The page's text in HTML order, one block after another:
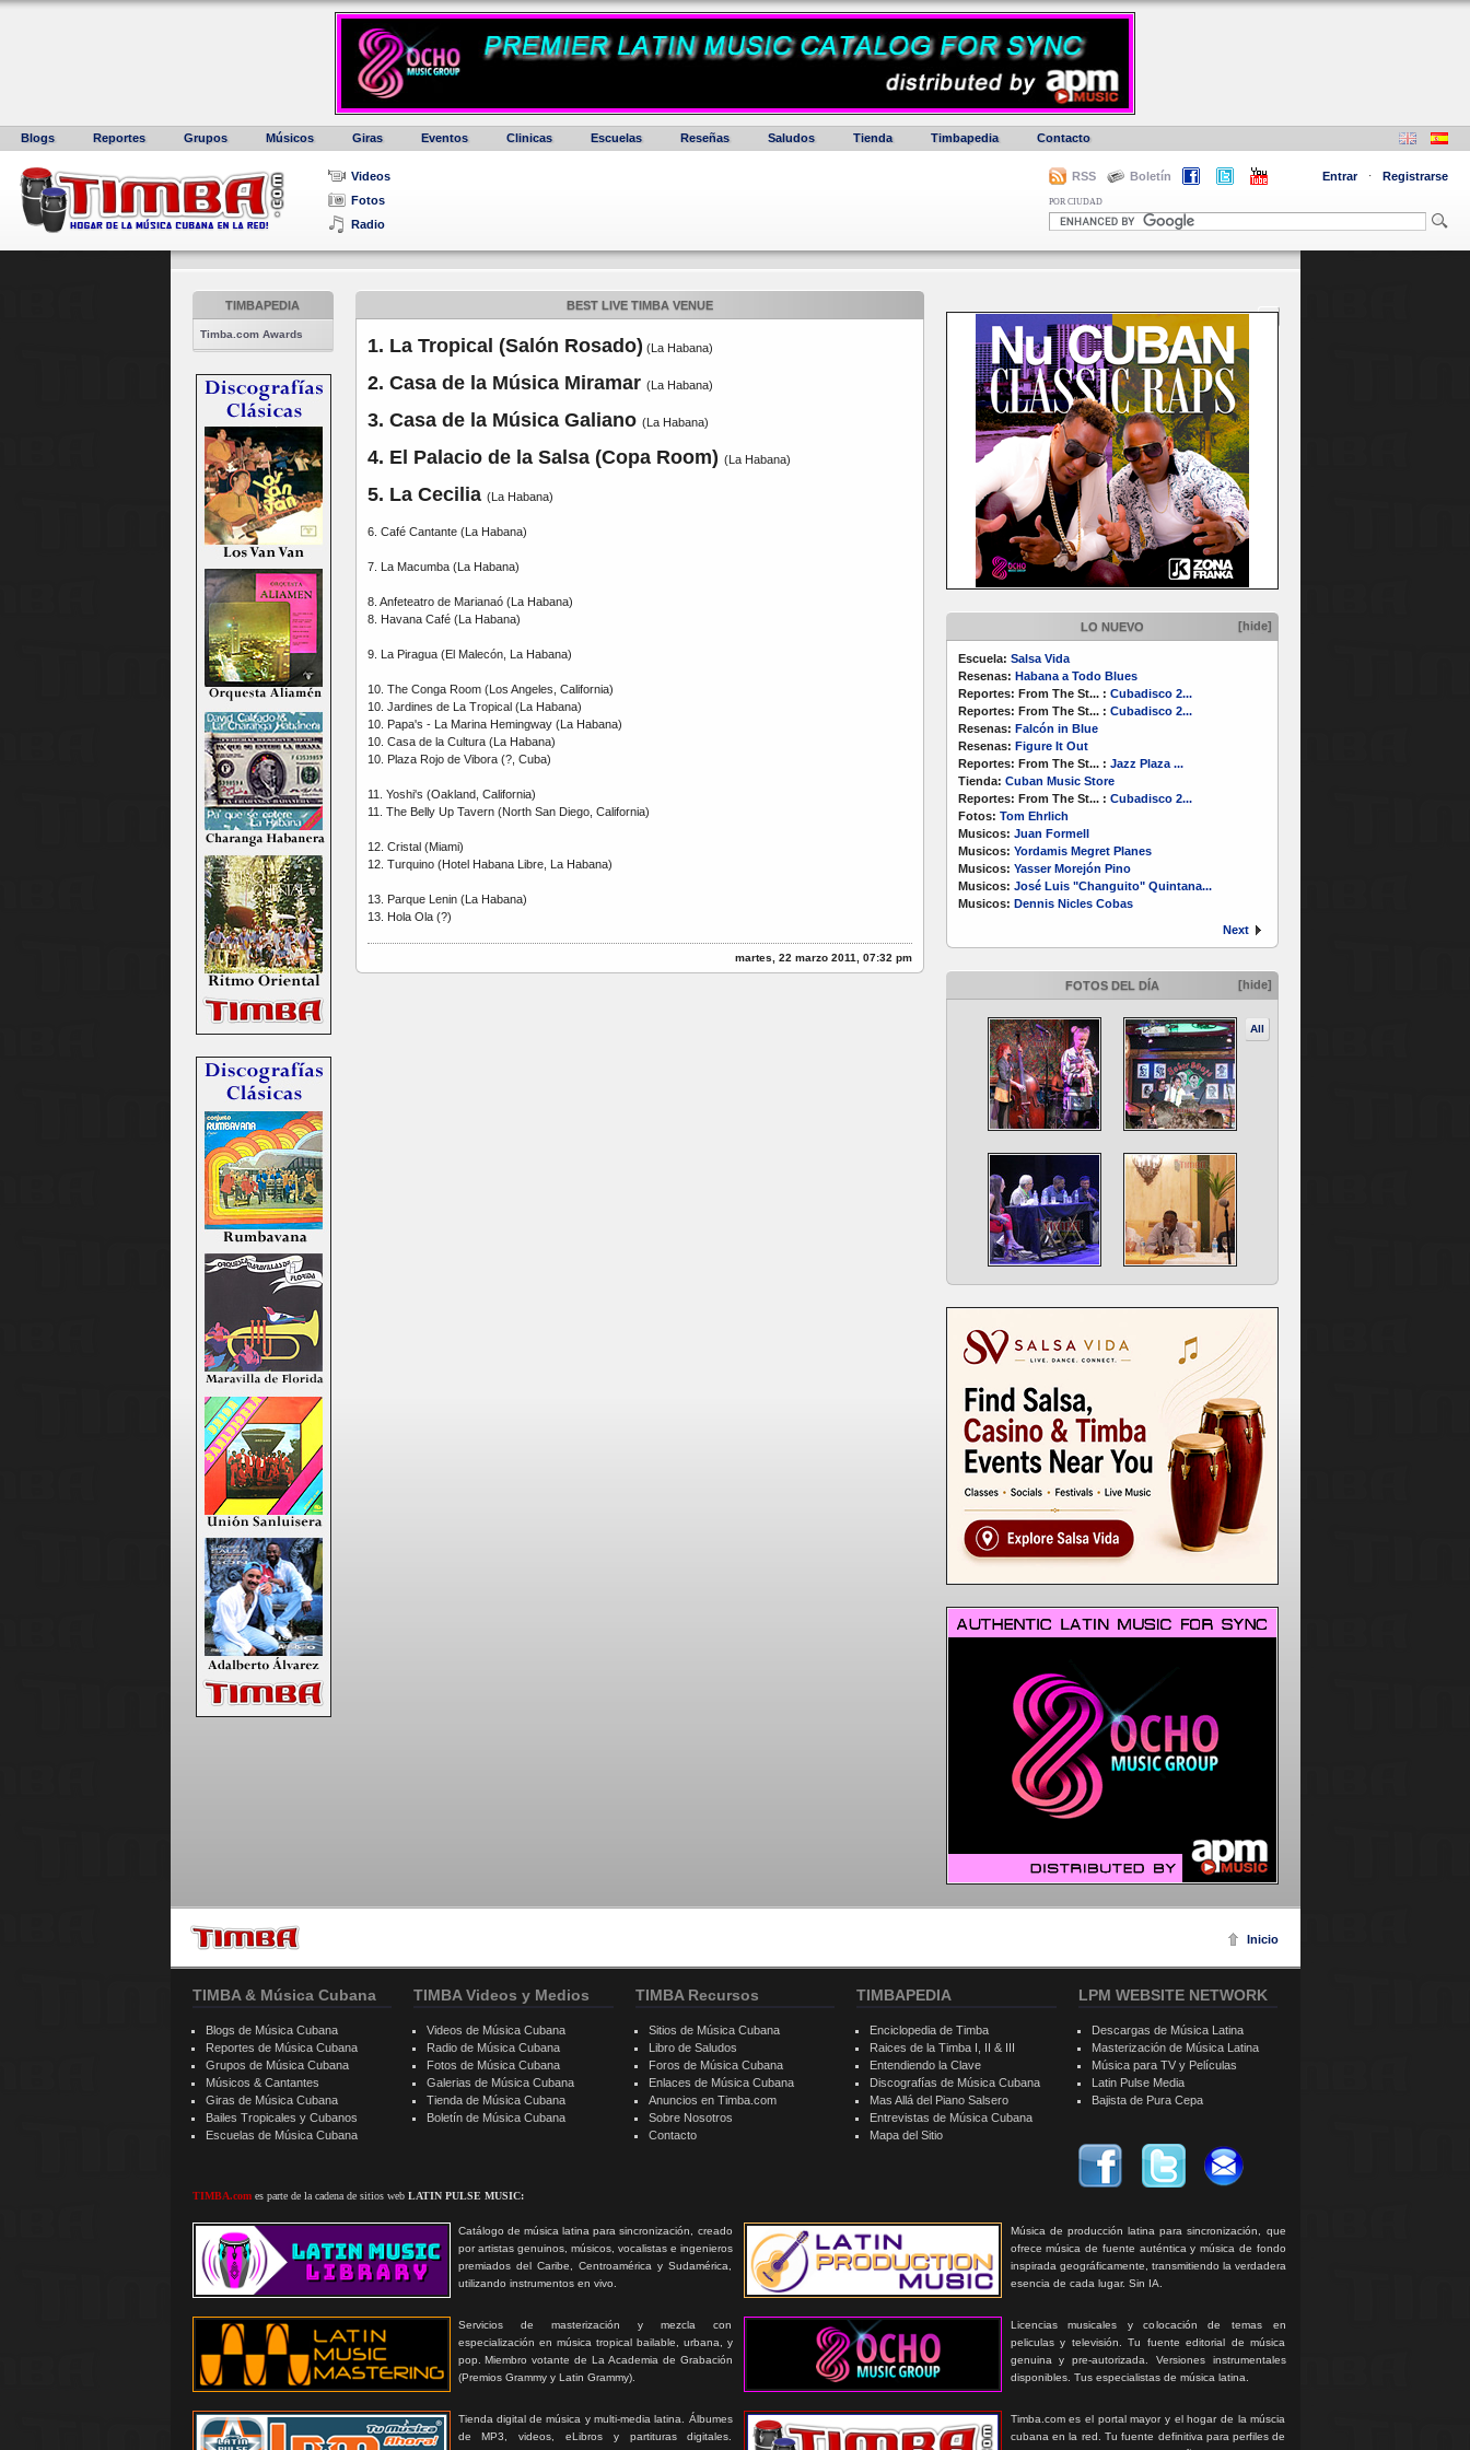
Blogs Reportes Grupos Músicos Giras Eventos Clinicas Escuelas Reseñas Saludos Tienda Timbapedia Contacto
Videos
Fotos
Radio
RSS Boletín Entrar · Registrarse
POR CIUDAD
TIMBAPEDIA
Timba.com Awards
LO NUEVO [hide]
Escuela: Salsa Vida
Resenas: Habana a Todo Blues
Reportes: From The St... : Cubadisco 2...
Reportes: From The St... : Cubadisco 2...
Resenas: Falcón in Blue
Resenas: Figure It Out
Reportes: From The St... : Jazz Plaza ...
Tienda: Cuban Music Store
Reportes: From The St... : Cubadisco 2...
Fotos: Tom Ehrlich
Musicos: Juan Formell
Musicos: Yordamis Megret Planes
Musicos: Yasser Morejón Pino
Musicos: José Luis "Changuito" Quintana...
Musicos: Dennis Nicles Cobas
Next
FOTOS DEL DÍA [hide]
All
BEST LIVE TIMBA VENUE
1. La Tropical (Salón Rosado) (La Habana)
2. Casa de la Música Miramar (La Habana)
3. Casa de la Música Galiano (La Habana)
4. El Palacio de la Salsa (Copa Room) (La Habana)
5. La Cecilia (La Habana)
6. Café Cantante (La Habana)
7. La Macumba (La Habana)
8. Anfeteatro de Marianaó (La Habana)
8. Havana Café (La Habana)
9. La Piragua (El Malecón, La Habana)
10. The Conga Room (Los Angeles, California)
10. Jardines de La Tropical (La Habana)
10. Papa's - La Marina Hemingway (La Habana)
10. Casa de la Cultura (La Habana)
10. Plaza Rojo de Vibora (?, Cuba)
11. Yoshi's (Oakland, California)
11. The Belly Up Tavern (North San Diego, California)
12. Cristal (Miami)
12. Turquino (Hotel Habana Libre, La Habana)
13. Parque Lenin (La Habana)
13. Hola Ola (?)
martes, 22 marzo 2011, 07:32 pm
Inicio
TIMBA & Música Cubana
Blogs de Música Cubana
Reportes de Música Cubana
Grupos de Música Cubana
Músicos & Cantantes
Giras de Música Cubana
Bailes Tropicales y Cubanos
Escuelas de Música Cubana
TIMBA.comes parte de la cadena de sitios web LATIN PULSE MUSIC:
Catálogo de música latina para sincronización, creado
por artistas genuinos, músicos, vocalistas e ingenieros
premiados del Caribe, Centroamérica y Sudamérica,
utilizando instrumentos en vivo.
Música de producción latina para sincronización, que
ofrece música de fuente auténtica y música de fondo
inspirada geográficamente, transmitiendo la verdadera
esencia de cada lugar. Sin IA.
Servicios de masterización y mezcla con
especialización en música tropical bailable, urbana, y
pop. Miembro votante de La Academia de Grabación
(Premios Grammy y Latin Grammy).
Licencias musicales y colocación de temas en
peliculas y televisión. Tu fuente editorial de música
genuina y pre-autorizada. Versiones instrumentales
disponibles. Tus especialistas de música latina.
Tienda digital de música y multi-media latina. Álbumes
de MP3, videos, eLibros y partituras digitales.
Timba.com es el portal mayor y el hogar de la múscia
cubana en la red. Tu fuente definitiva para perfiles de
TIMBA Videos y Medios
Videos de Música Cubana
Radio de Música Cubana
Fotos de Música Cubana
Galerias de Música Cubana
Tienda de Música Cubana
Boletín de Música Cubana
TIMBA Recursos
Sitios de Música Cubana
Libro de Saludos
Foros de Música Cubana
Enlaces de Música Cubana
Anuncios en Timba.com
Sobre Nosotros
Contacto
TIMBAPEDIA
Enciclopedia de Timba
Raices de la Timba I, II & III
Entendiendo la Clave
Discografías de Música Cubana
Mas Allá del Piano Salsero
Entrevistas de Música Cubana
Mapa del Sitio
LPM WEBSITE NETWORK
Descargas de Música Latina
Masterización de Música Latina
Música para TV y Películas
Latin Pulse Media
Bajista de Pura Cepa